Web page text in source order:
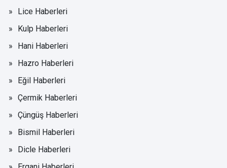
Lice Haberleri
Kulp Haberleri
Hani Haberleri
Hazro Haberleri
Eğil Haberleri
Çermik Haberleri
Çüngüş Haberleri
Bismil Haberleri
Dicle Haberleri